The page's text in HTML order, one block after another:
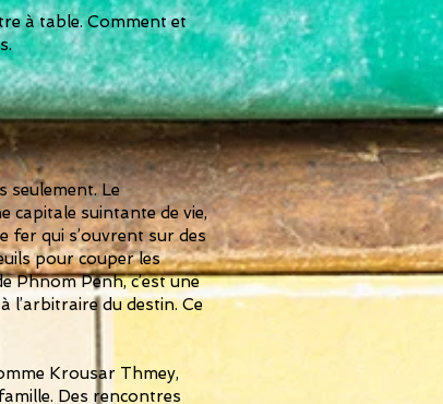
à table. Comment et
seulement. Le
capitale suintante de vie,
fer qui s’ouvrent sur des
pour couper les
Phnom Penh, c’est une
l’arbitraire du destin. Ce
Krousar Thmey,
Des rencontres